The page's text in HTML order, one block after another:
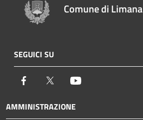
Comune di Limana
SEGUICI SU
Facebook Twitter
AMMINISTRAZIONE